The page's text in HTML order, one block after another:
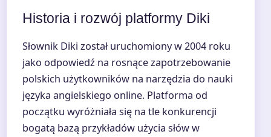
Historia i rozwój platformy Diki
Słownik Diki został uruchomiony w 2004 roku
jako odpowiedź na rosnące zapotrzebowanie
polskich użytkowników na narzędzia do nauki
języka angielskiego online. Platforma od
początku wyróżniała się na tle konkurencji
bogatą bazą przykładów użycia słów w